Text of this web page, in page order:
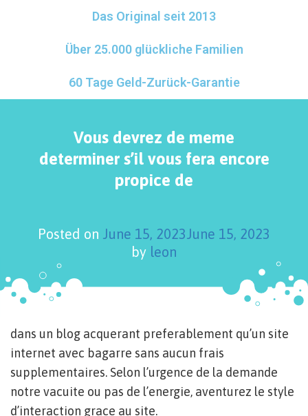
Das Original seit 2013
Über 25.000 glückliche Familien
60 Tage Geld-Zurück-Garantie
Vous devrez de meme
determiner s’il vous fera encore
propice de
Posted on June 15, 2023June 15, 2023
by leon
dans un blog acquerant preferablement qu’un site
internet avec bagarre sans aucun frais
supplementaires. Selon l’urgence de la demande
notre vacuite ou pas de l’energie, aventurez le style
d’interaction grace au site.